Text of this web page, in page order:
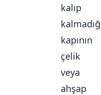
kalıp
kapının
çelik
veya
ahşap